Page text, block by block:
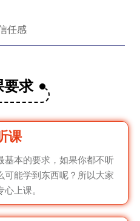
任感
要求
课
基本的要求，如果你都不听
可能学到东西呢？所以大家
心上课。